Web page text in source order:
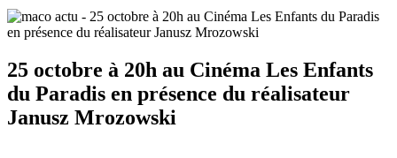
25 octobre à 20h au Cinéma Les Enfants
du Paradis en présence du réalisateur
Janusz Mrozowski